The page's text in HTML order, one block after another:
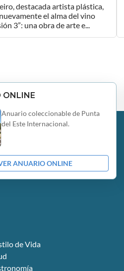
destacada artista plástica,
el alma del vino
3”: una obra de arte e...
ONLINE
Anuario coleccionable de Punta
del Este Internacional.
ANUARIO ONLINE
de Vida